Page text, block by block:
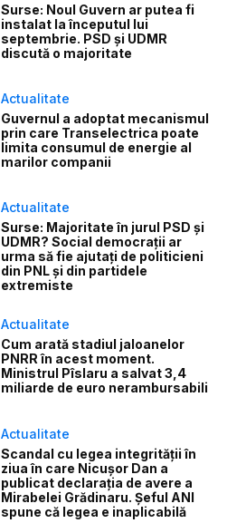
Surse: Noul Guvern ar putea fi
instalat la începutul lui
septembrie. PSD și UDMR
discută o majoritate
Actualitate
Guvernul a adoptat mecanismul
prin care Transelectrica poate
limita consumul de energie al
marilor companii
Actualitate
Surse: Majoritate în jurul PSD și
UDMR? Social democrații ar
urma să fie ajutați de politicieni
din PNL și din partidele
extremiste
Actualitate
Cum arată stadiul jaloanelor
PNRR în acest moment.
Ministrul Pîslaru a salvat 3,4
miliarde de euro nerambursabili
Actualitate
Scandal cu legea integrității în
ziua în care Nicușor Dan a
publicat declarația de avere a
Mirabelei Grădinaru. Șeful ANI
spune că legea e inaplicabilă